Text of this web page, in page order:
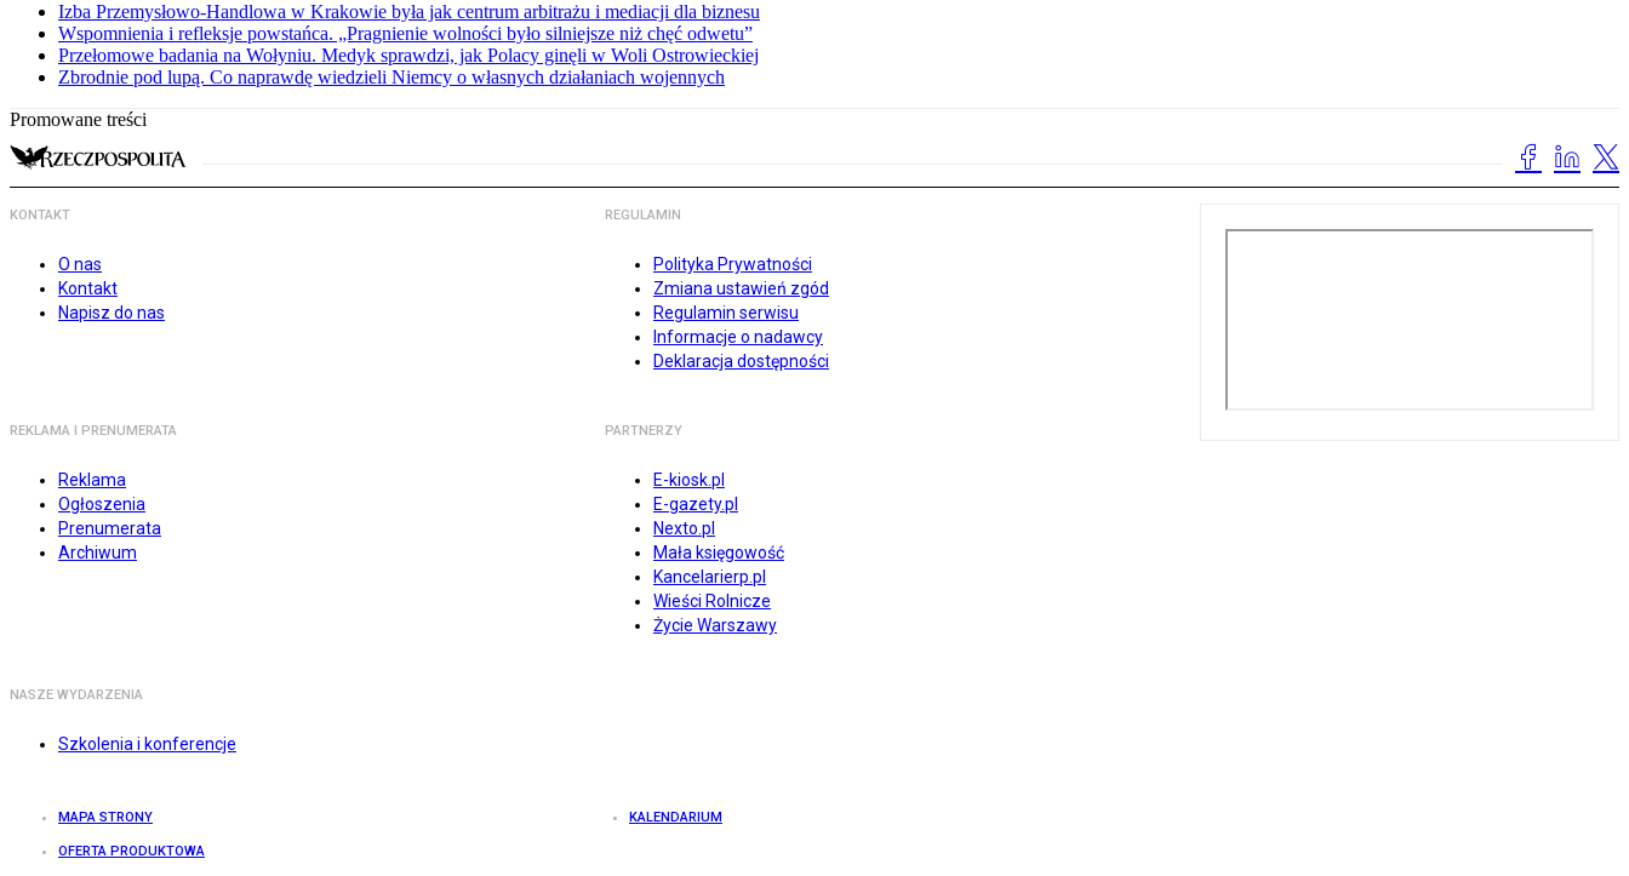
Izba Przemysłowo-Handlowa w Krakowie była jak centrum arbitrażu i mediacji dla biznesu
Wspomnienia i refleksje powstańca. „Pragnienie wolności było silniejsze niż chęć odwetu”
Przełomowe badania na Wołyniu. Medyk sprawdzi, jak Polacy ginęli w Woli Ostrowieckiej
Zbrodnie pod lupą. Co naprawdę wiedzieli Niemcy o własnych działaniach wojennych
Promowane treści
KONTAKT
O nas
Kontakt
Napisz do nas
REGULAMIN
Polityka Prywatności
Zmiana ustawień zgód
Regulamin serwisu
Informacje o nadawcy
Deklaracja dostępności
REKLAMA I PRENUMERATA
Reklama
Ogłoszenia
Prenumerata
Archiwum
PARTNERZY
E-kiosk.pl
E-gazety.pl
Nexto.pl
Mała księgowość
Kancelarierp.pl
Wieści Rolnicze
Życie Warszawy
NASZE WYDARZENIA
Szkolenia i konferencje
MAPA STRONY KALENDARIUM
OFERTA PRODUKTOWA